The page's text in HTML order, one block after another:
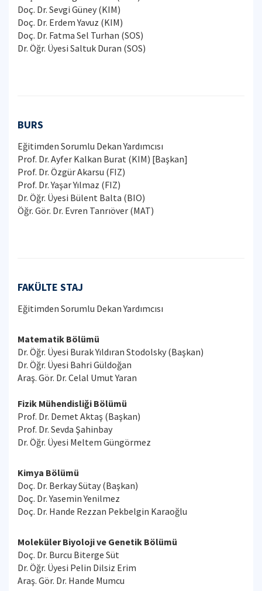
Doç. Dr. Sevgi Güney (KIM)
Doç. Dr. Erdem Yavuz (KIM)
Doç. Dr. Fatma Sel Turhan (SOS)
Dr. Öğr. Üyesi Saltuk Duran (SOS)
BURS
Eğitimden Sorumlu Dekan Yardımcısı
Prof. Dr. Ayfer Kalkan Burat (KIM) [Başkan]
Prof. Dr. Özgür Akarsu (FIZ)
Prof. Dr. Yaşar Yılmaz (FIZ)
Dr. Öğr. Üyesi Bülent Balta (BIO)
Öğr. Gör. Dr. Evren Tanrıöver (MAT)
FAKÜLTE STAJ
Eğitimden Sorumlu Dekan Yardımcısı
Matematik Bölümü
Dr. Öğr. Üyesi Burak Yıldıran Stodolsky (Başkan)
Dr. Öğr. Üyesi Bahri Güldoğan
Araş. Gör. Dr. Celal Umut Yaran
Fizik Mühendisliği Bölümü
Prof. Dr. Demet Aktaş (Başkan)
Prof. Dr. Sevda Şahinbay
Dr. Öğr. Üyesi Meltem Güngörmez
Kimya Bölümü
Doç. Dr. Berkay Sütay (Başkan)
Doç. Dr. Yasemin Yenilmez
Doç. Dr. Hande Rezzan Pekbelgin Karaoğlu
Moleküler Biyoloji ve Genetik Bölümü
Doç. Dr. Burcu Biterge Süt
Dr. Öğr. Üyesi Pelin Dilsiz Erim
Araş. Gör. Dr. Hande Mumcu